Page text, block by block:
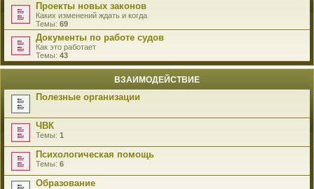
Проекты новых законов
Каких изменений ждать и когда
Темы: 69
Документы по работе судов
Как это работает
Темы: 43
ВЗАИМОДЕЙСТВИЕ
Полезные организации
ЧВК
Темы: 1
Психологическая помощь
Темы: 6
Образование